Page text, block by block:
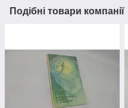
Подібні товари компанії